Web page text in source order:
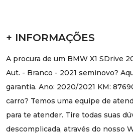
+ INFORMAÇÕES
A procura de um BMW X1 SDrive
Aut. - Branco - 2021 seminovo?
garantia. Ano: 2020/2021 KM:
carro? Temos uma equipe de
para te atender. Tire todas suas
descomplicada, através do nosso